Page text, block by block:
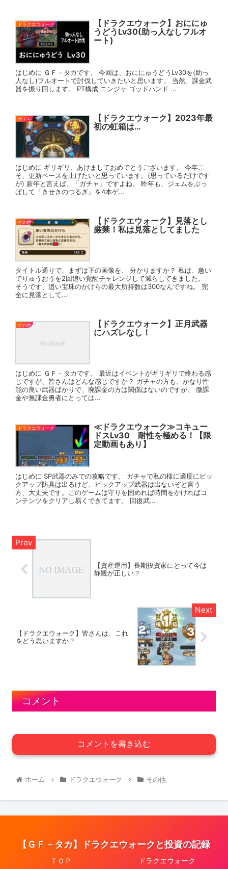
ドラクエウォーク
【ドラクエウォーク】おににゅ
うどうLv30(助っ人なしフルオ
ート)
はじめに ＧＦ－タカです。 今回は、おににゅうどうLv30を(助っ
人なし)フルオートで討伐していきたいと思います。 当然、課金武
器を振り回します。 PT構成 ニンジャ ゴッドハンド ...
ガチャ
【ドラクエウォーク】2023年最
初の虹箱は…
はじめに ギリギリ、あけましておめでとうございます。 今年こ
そ、更新ペースを上げたいと思っています。(思っているだけです
が) 新年と言えば、「ガチャ」ですよね。 昨年も、ジェムをぶっ
ぱして「きせきのつるぎ」を4本ゲ...
その他
【ドラクエウォーク】見落とし
厳禁！私は見落としてました
タイトル通りで、まずは下の画像を、 分かりますか？ 私は、急い
でりゅうおうを2回追い覚醒チャレンジして減らしてきました。
そうです、追い宝珠のかけらの最大所持数は300なんですね。 完
全に見落として...
その他
【ドラクエウォーク】正月武器
にハズレなし！
はじめに ＧＦ－タカです。 最近はイベントがギリギリで終わる感
じですが、皆さんはどんな感じですか？ ガチャの方も、かなり性
能の良い武器ばかりで、廃課金の方は関係はないのですが、 微課
金や無課金勇者にとっては...
ドラクエウォーク
≪ドラクエウォーク≫コキュー
ドスLv30 耐性を極める！【限
定動画もあり】
はじめに SP武器のみでの攻略です。 ガチャで私の様に適度にピッ
クアップ防具は出るけど、ピックアップ武器は出ないぞと言う
方、大丈夫です。このゲームは守りを固めれば時間をかければコ
ンテンツをクリアし易くできてます。 回復武...
【資産運用】長期投資家にとって今は
静観が正しい？
【ドラクエウォーク】皆さんは、これ
をどう思いますか？
コメント
コメントを書き込む
ホーム ドラクエウォーク その他
【ＧＦ－タカ】ドラクエウォークと投資の記録
ＴＯＰ ドラクエウォーク